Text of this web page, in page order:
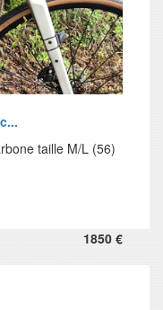
taille M/L (56)
1850 €